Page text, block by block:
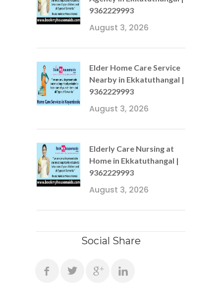
9362229993
August 3, 2026
Elder Home Care Service
Nearby in Ekkatuthangal |
9362229993
August 3, 2026
Elderly Care Nursing at
Home in Ekkatuthangal |
9362229993
August 3, 2026
Social Share